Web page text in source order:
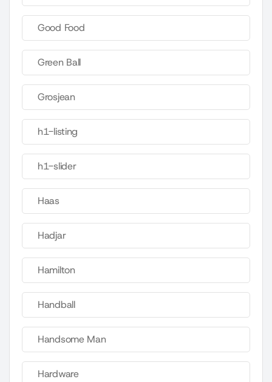
Good Food
Green Ball
Grosjean
h1-listing
h1-slider
Haas
Hadjar
Hamilton
Handball
Handsome Man
Hardware